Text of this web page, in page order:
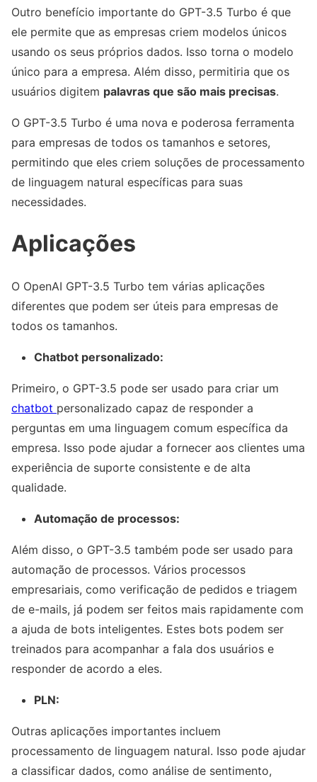
Outro benefício importante do GPT-3.5 Turbo é que
ele permite que as empresas criem modelos únicos
usando os seus próprios dados. Isso torna o modelo
único para a empresa. Além disso, permitiria que os
usuários digitem palavras que são mais precisas.
O GPT-3.5 Turbo é uma nova e poderosa ferramenta
para empresas de todos os tamanhos e setores,
permitindo que eles criem soluções de processamento
de linguagem natural específicas para suas
necessidades.
Aplicações
O OpenAI GPT-3.5 Turbo tem várias aplicações
diferentes que podem ser úteis para empresas de
todos os tamanhos.
Chatbot personalizado:
Primeiro, o GPT-3.5 pode ser usado para criar um
chatbot personalizado capaz de responder a
perguntas em uma linguagem comum específica da
empresa. Isso pode ajudar a fornecer aos clientes uma
experiência de suporte consistente e de alta
qualidade.
Automação de processos:
Além disso, o GPT-3.5 também pode ser usado para
automação de processos. Vários processos
empresariais, como verificação de pedidos e triagem
de e-mails, já podem ser feitos mais rapidamente com
a ajuda de bots inteligentes. Estes bots podem ser
treinados para acompanhar a fala dos usuários e
responder de acordo a eles.
PLN:
Outras aplicações importantes incluem
processamento de linguagem natural. Isso pode ajudar
a classificar dados, como análise de sentimento,